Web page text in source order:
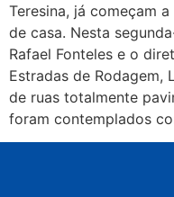
Teresina, já começam
de casa. Nesta
Rafael Fonteles e o
Estradas de Rodagem,
de ruas totalmente
foram contemplados